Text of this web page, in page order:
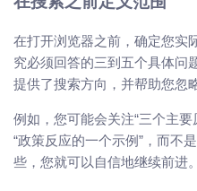
在打开浏览器之前，确定您实
究必须回答的三到五个具体问
提供了搜索方向，并帮助您忽
例如，您可能会关注“三个主要
“政策反应的一个示例”，而不
些，您就可以自信地继续前进。